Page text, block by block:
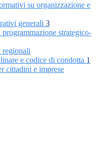
su organizzazione e
generali 3
strategico-
regionali
e codice di condotta 1
cittadini e imprese